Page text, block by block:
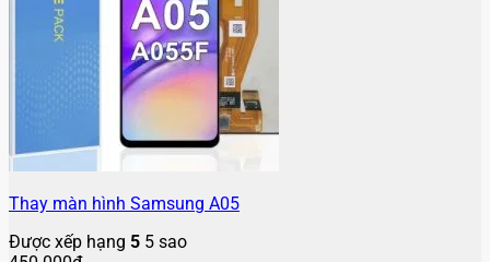
Thay màn hình Samsung A05
Được xếp hạng 5 5 sao